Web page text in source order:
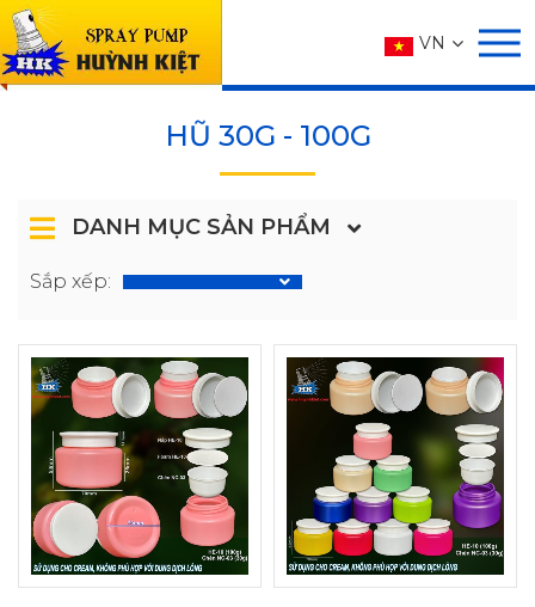
VN
SẢN PHẨM
Trang chủ SẢN PHẨM
HŨ 30G - 100G
DANH MỤC SẢN PHẨM
Sắp xếp: